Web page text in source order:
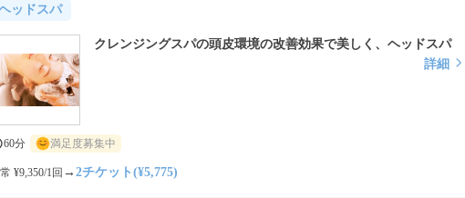
ッドスパ
クレンジングスパの頭皮環境の改善効果で美しく、ヘッドスパ
詳細
60分 満足度募集中
¥9,350/1回 → 2チケット(¥5,775)